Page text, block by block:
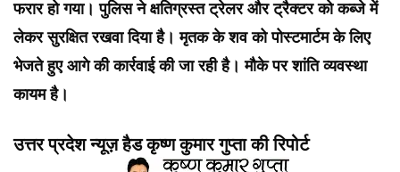
फरार हो गया। पुलिस ने क्षतिग्रस्त ट्रेलर और ट्रैक्टर को कब्जे में
लेकर सुरक्षित रखवा दिया है। मृतक के शव को पोस्टमार्टम के लिए
भेजते हुए आगे की कार्रवाई की जा रही है। मौके पर शांति व्यवस्था
कायम है।
उत्तर प्रदेश न्यूज़ हैड कृष्ण कुमार गुप्ता की रिपोर्ट